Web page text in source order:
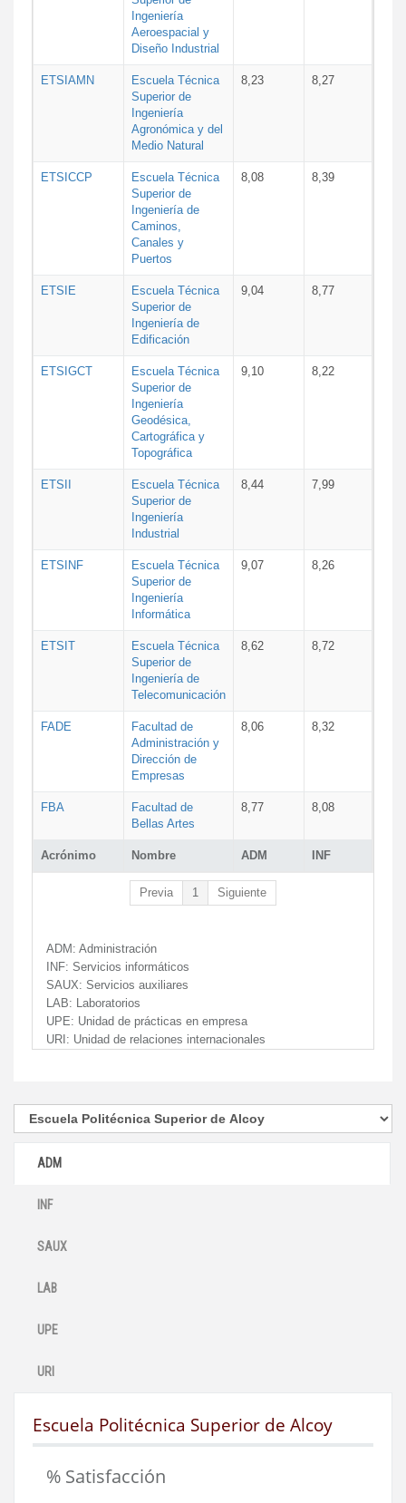
Acrónimo Nombre ADM INF
Ingeniería
Aeroespacial y
Diseño Industrial
ETSIAMN
Escuela Técnica
Superior de
Ingeniería
Agronómica y del
Medio Natural
8,23 8,27
ETSICCP
Escuela Técnica
Superior de
Ingeniería de
Caminos,
Canales y
Puertos
8,08 8,39
ETSIE
Escuela Técnica
Superior de
Ingeniería de
Edificación
9,04 8,77
ETSIGCT
Escuela Técnica
Superior de
Ingeniería
Geodésica,
Cartográfica y
Topográfica
9,10 8,22
ETSII
Escuela Técnica
Superior de
Ingeniería
Industrial
8,44 7,99
ETSINF
Escuela Técnica
Superior de
Ingeniería
Informática
9,07 8,26
ETSIT
Escuela Técnica
Superior de
Ingeniería de
Telecomunicación
8,62 8,72
FADE
Facultad de
Administración y
Dirección de
Empresas
8,06 8,32
FBA
Facultad de
Bellas Artes
8,77 8,08
Previa 1 Siguiente
ADM: Administración
INF: Servicios informáticos
SAUX: Servicios auxiliares
LAB: Laboratorios
UPE: Unidad de prácticas en empresa
URI: Unidad de relaciones internacionales
ADM
INF
SAUX
LAB
UPE
URI
Escuela Politécnica Superior de Alcoy
% Satisfacción